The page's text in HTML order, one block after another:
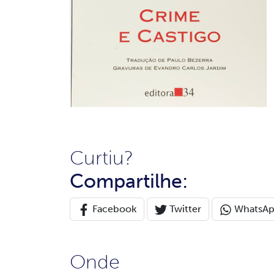
Curtiu?
Compartilhe:
Facebook Twitter
Onde